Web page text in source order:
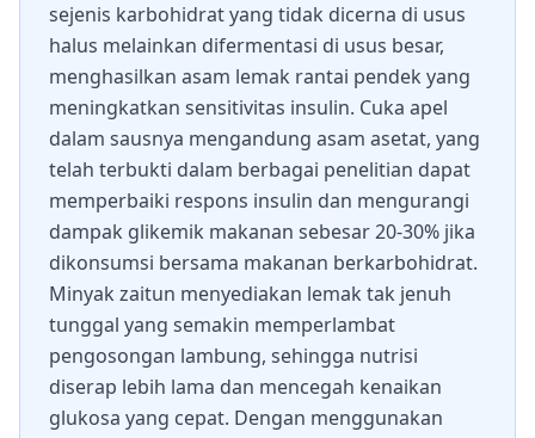
sejenis karbohidrat yang tidak dicerna di usus
halus melainkan difermentasi di usus besar,
menghasilkan asam lemak rantai pendek yang
meningkatkan sensitivitas insulin. Cuka apel
dalam sausnya mengandung asam asetat, yang
telah terbukti dalam berbagai penelitian dapat
memperbaiki respons insulin dan mengurangi
dampak glikemik makanan sebesar 20-30% jika
dikonsumsi bersama makanan berkarbohidrat.
Minyak zaitun menyediakan lemak tak jenuh
tunggal yang semakin memperlambat
pengosongan lambung, sehingga nutrisi
diserap lebih lama dan mencegah kenaikan
glukosa yang cepat. Dengan menggunakan